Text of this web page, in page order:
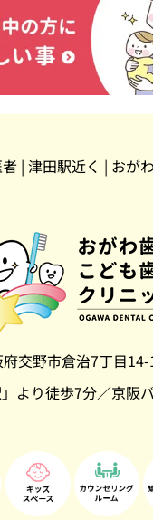
| 津田駅近く | おが
交野市倉治7丁目14-
より徒歩7分／京阪